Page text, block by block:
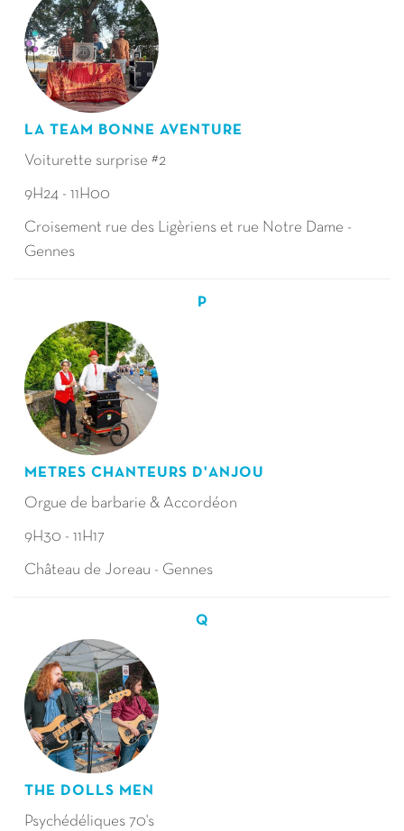
LA TEAM BONNE AVENTURE
Voiturette surprise #2
9H24 - 11H00
Croisement rue des Ligèriens et rue Notre Dame -
Gennes
P
METRES CHANTEURS D'ANJOU
Orgue de barbarie & Accordéon
9H30 - 11H17
Château de Joreau - Gennes
Q
THE DOLLS MEN
Psychédéliques 70's